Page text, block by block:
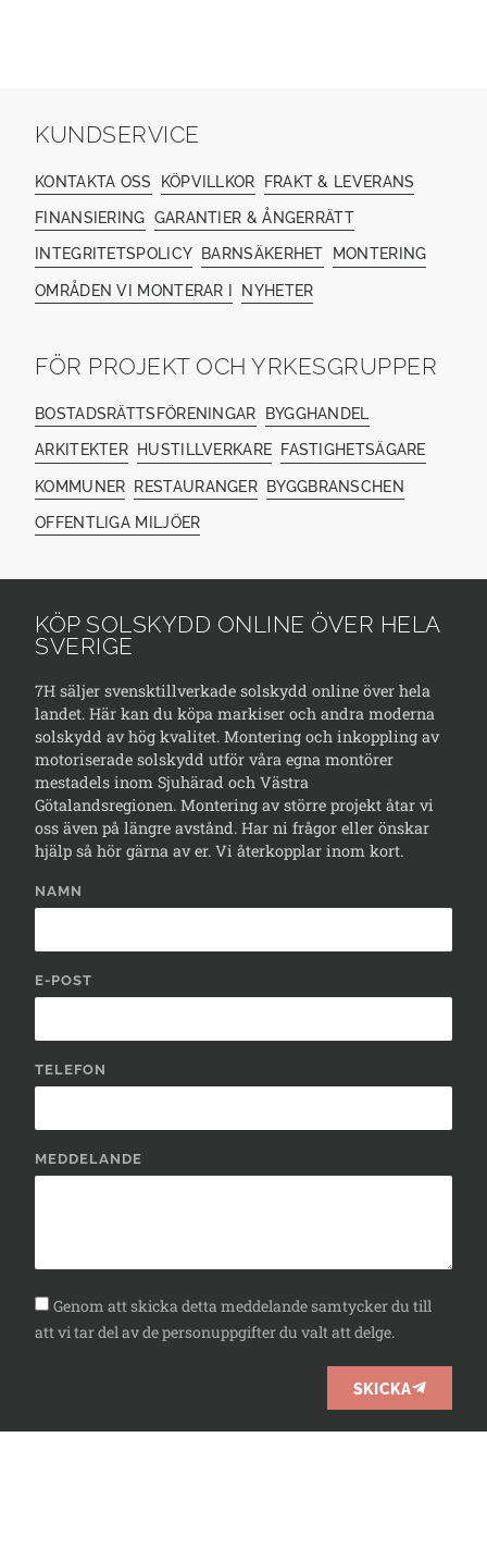
KUNDSERVICE
KONTAKTA OSS KÖPVILLKOR FRAKT & LEVERANS
FINANSIERING GARANTIER & ÅNGERRÄTT
INTEGRITETSPOLICY BARNSÄKERHET MONTERING
OMRÅDEN VI MONTERAR I NYHETER
FÖR PROJEKT OCH YRKESGRUPPER
BOSTADSRÄTTSFÖRENINGAR BYGGHANDEL
ARKITEKTER HUSTILLVERKARE FASTIGHETSÄGARE
KOMMUNER RESTAURANGER BYGGBRANSCHEN
OFFENTLIGA MILJÖER
KÖP SOLSKYDD ONLINE ÖVER HELA
SVERIGE
7H säljer svensktillverkade solskydd online över hela
landet. Här kan du köpa markiser och andra moderna
solskydd av hög kvalitet. Montering och inkoppling av
motoriserade solskydd utför våra egna montörer
mestadels inom Sjuhärad och Västra
Götalandsregionen. Montering av större projekt åtar vi
oss även på längre avstånd. Har ni frågor eller önskar
hjälp så hör gärna av er. Vi återkopplar inom kort.
NAMN
E-POST
TELEFON
MEDDELANDE
Genom att skicka detta meddelande samtycker du till
att vi tar del av de personuppgifter du valt att delge.
SKICKA